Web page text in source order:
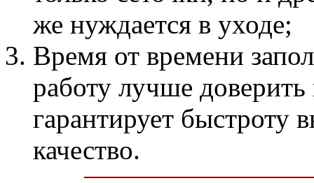
же нуждается в уходе;
Время от времени
работу лучше
гарантирует быстроту
качество.